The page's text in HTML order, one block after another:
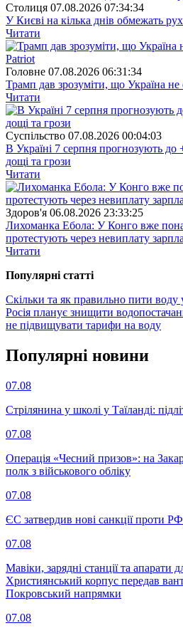
Столиця 07.08.2026 07:34:34
У Києві на кілька днів обмежать
Читати
Головне 07.08.2026 06:31:34
Трамп дав зрозуміти, що Україна
Читати
Суспiльство 07.08.2026 00:04:03
В Україні 7 серпня прогнозують до
дощі та грози
Читати
Здоров'я 06.08.2026 23:33:25
Лихоманка Ебола: У Конго вже
протестують через невиплату
Читати
Популярнi статтi
Скільки та як правильно пити
Росія планує знищити
не підвищувати тарифи на воду
Популярнi новини
07.08
Стрілянина у школі у Таїланді:
07.08
Операція «Чесний призов»: на
полк з військового обліку
07.08
ЄС затвердив нові санкції проти РФ
07.08
Мавіки, зарядні станції та апарати
Християнський корпус передав
Покровський напрямки
07.08